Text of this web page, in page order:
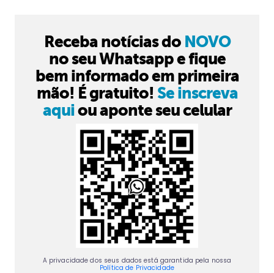
Receba notícias do NOVO
no seu Whatsapp e fique
bem informado em primeira
mão! É gratuito! Se inscreva
aquiou aponte seu celular
A privacidade dos seus dados está garantida pela nossa
Política de Privacidade